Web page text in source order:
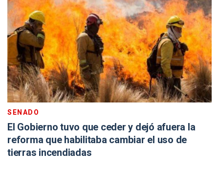
SENADO
El Gobierno tuvo que ceder y dejó afuera la
reforma que habilitaba cambiar el uso de
tierras incendiadas